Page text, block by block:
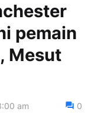
pemain
Mesut
am 0